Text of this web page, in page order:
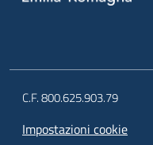
C.F. 800.625.903.79
Impostazioni cookie